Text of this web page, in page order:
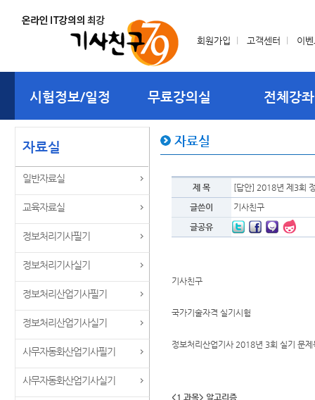
회원가입 고객센터 이
시험정보/일정 무료강의실 전체강좌
자료실
일반자료실
교육자료실
정보처리기사필기
정보처리기사실기
정보처리산업기사필기
정보처리산업기사실기
사무자동화산업기사필기
사무자동화산업기사실기
자료실
제 목
[답안] 2018년 제3회
글쓴이
기사친구
글공유
기사친구
국가기술자격 실기시험
정보처리산업기사 2018년 3회 실기 문제
<1 과목> 알고리즘